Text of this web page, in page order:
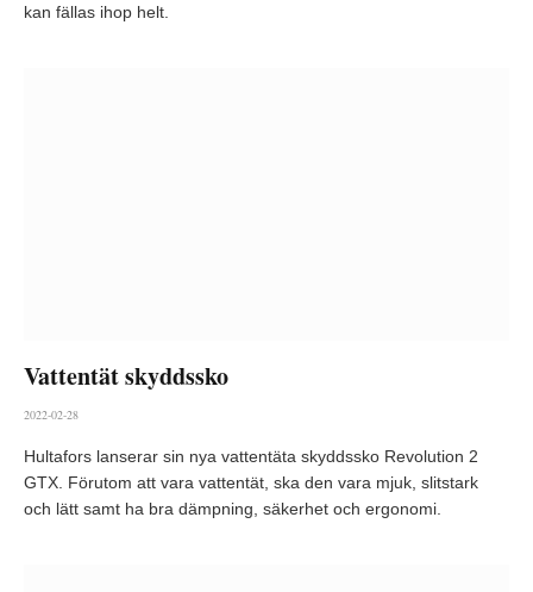
kan fällas ihop helt.
Vattentät skyddssko
2022-02-28
Hultafors lanserar sin nya vattentäta skyddssko Revolution 2
GTX. Förutom att vara vattentät, ska den vara mjuk, slitstark
och lätt samt ha bra dämpning, säkerhet och ergonomi.